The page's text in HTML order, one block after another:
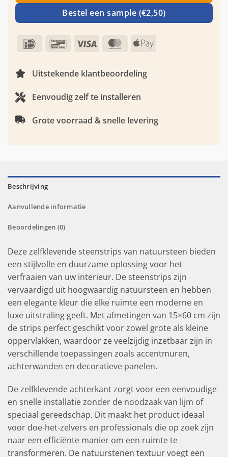
Bestel een sample (€2,50)
IDeal Bancontact
Visa MasterCard
Apple
Uitstekende klantbeoordeling
Eenvoudig zelf te installeren
Grote voorraad & snelle levering
Beschrijving
Aanvullende informatie
Beoordelingen (0)
Deze zelfklevende steenstrips van natuursteen bieden
een stijlvolle en duurzame oplossing voor het
verfraaien van uw interieur. De steenstrips zijn
vervaardigd uit hoogwaardig natuursteen en hebben
een elegante kleur die elke ruimte een moderne en
luxe uitstraling geeft. Met afmetingen van 15×60 cm zijn
de strips perfect geschikt voor zowel grote als kleine
oppervlakken, waardoor ze veelzijdig inzetbaar zijn in
verschillende toepassingen zoals accentmuren,
achterwanden en decoratieve panelen.
De zelfklevende achterkant zorgt voor een eenvoudige
en snelle installatie zonder de noodzaak van lijm of
speciaal gereedschap. Dit maakt het product ideaal
voor doe-het-zelvers en professionals die op zoek zijn
naar een efficiënte manier om een ruimte te
transformeren. De natuurstenen textuur voegt een